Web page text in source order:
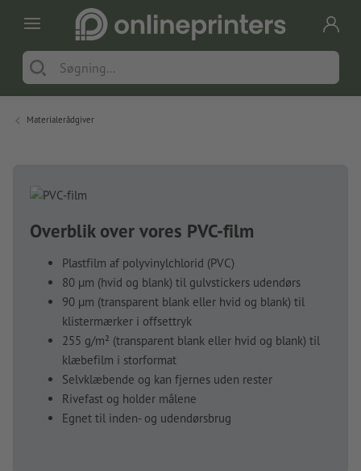
Materialerådgiver
Overblik over vores PVC-film
Plastfilm af polyvinylchlorid (PVC)
80 µm (hvid og blank) til gulvstickers udendørs
90 µm (transparent blank eller hvid og blank) til
klistermærker i offsettryk
255 g/m² (transparent blank eller hvid og blank) til
klæbefilm i storformat
Selvklæbende og kan fjernes uden rester
Rivefast og holder målene
Egnet til inden- og udendørsbrug